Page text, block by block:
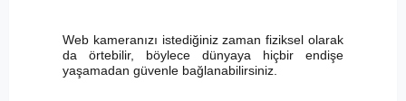
Web kameranızı istediğiniz zaman fiziksel olarak
da örtebilir, böylece dünyaya hiçbir endişe
yaşamadan güvenle bağlanabilirsiniz.